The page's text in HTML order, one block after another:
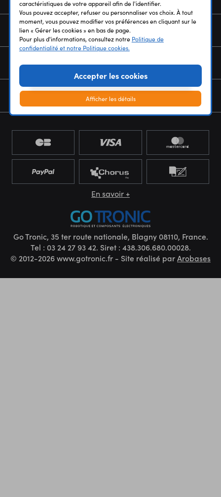
SERVICES
NOUS CONNAÎTRE
NEWSLETTER
En savoir +
Go Tronic, 35 ter route nationale, Blagny 08110, France.
Tel : 03 24 27 93 42. Siret : 438.306.680.00028.
© 2012-2026 www.gotronic.fr - Site réalisé parArobases
caractéristiques de votre appareil afin de l'identifier.
Vous pouvez accepter, refuser ou personnaliser vos choix. À tout
moment, vous pouvez modifier vos préférences en cliquant sur le
lien « Gérer les cookies » en bas de page.
Pour plus d'informations, consultez notre Politique de
confidentialité et notre Politique cookies.
Accepter les cookies
Afficher les détails